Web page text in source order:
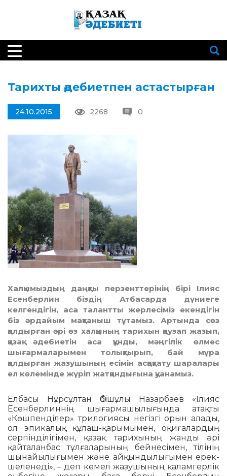
Тарихты әдебиетпен астастырған
24.10.2015 2268 0
Халқымыздың даңқты перзенттерінің бірі Ілияс
Есенберлин біздің Атбасарда дүниеге
келгендігін, аса талантты жерлесіміз екендігін
біз әрдайым мақтаныш тұтамыз. Артында сөз
қалдырған әрі өз халқының тарихын қаузап жазып,
қазақ әдебиетін аса құнды, мәңгілік өлмес
шығармаларымен толықтырып, бай мұра
қалдырған жазушының есімін асқақтату шаралары
ел көлемінде жүріп жатқандығына қуанамыз.
Елбасы Нұрсұлтан Әбішұлы Назарбаев «Ілияс
Есенберлиннің шығар­ма­шы­лы­ғын­­да атақты
«Көшпен­ділер» трилогиясы негізгі орын алады,
ол эпика­лық құлаш-қарымымен, оқиғалардың
серпінділігімен, қазақ тарихының жанды әрі
қайталанбас тұлғаларының бейнесі­мен, тілінің
шы­най­ылы­­ғымен және айқын­дылығымен ерек­
ше­ле­неді», – деп кемел жазушының қа­лам­­герлік